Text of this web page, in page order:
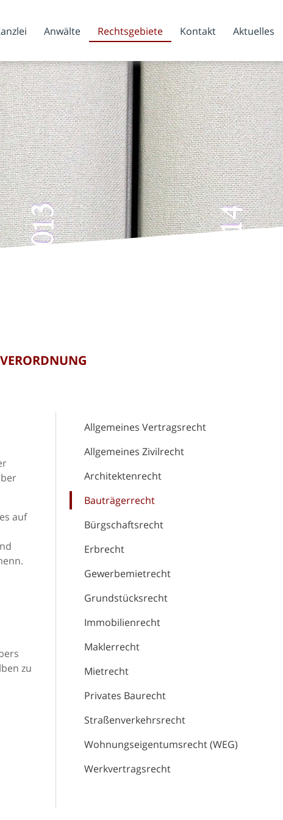
Anwälte Rechtsgebiete Kontakt Aktuelles
Allgemeines Vertragsrecht
Allgemeines Zivilrecht
Architektenrecht
Bauträgerrecht
Bürgschaftsrecht
Erbrecht
Gewerbemietrecht
Grundstücksrecht
Immobilienrecht
Maklerrecht
Mietrecht
Privates Baurecht
Straßenverkehrsrecht
Wohnungseigentumsrecht (WEG)
Werkvertragsrecht
auf
zu